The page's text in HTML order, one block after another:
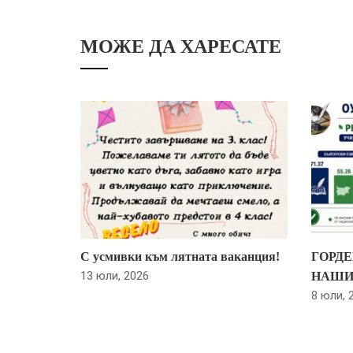
МОЖЕ ДА ХАРЕСАТЕ
С усмивки към лятната ваканция!
13 юли, 2026
8 юли,